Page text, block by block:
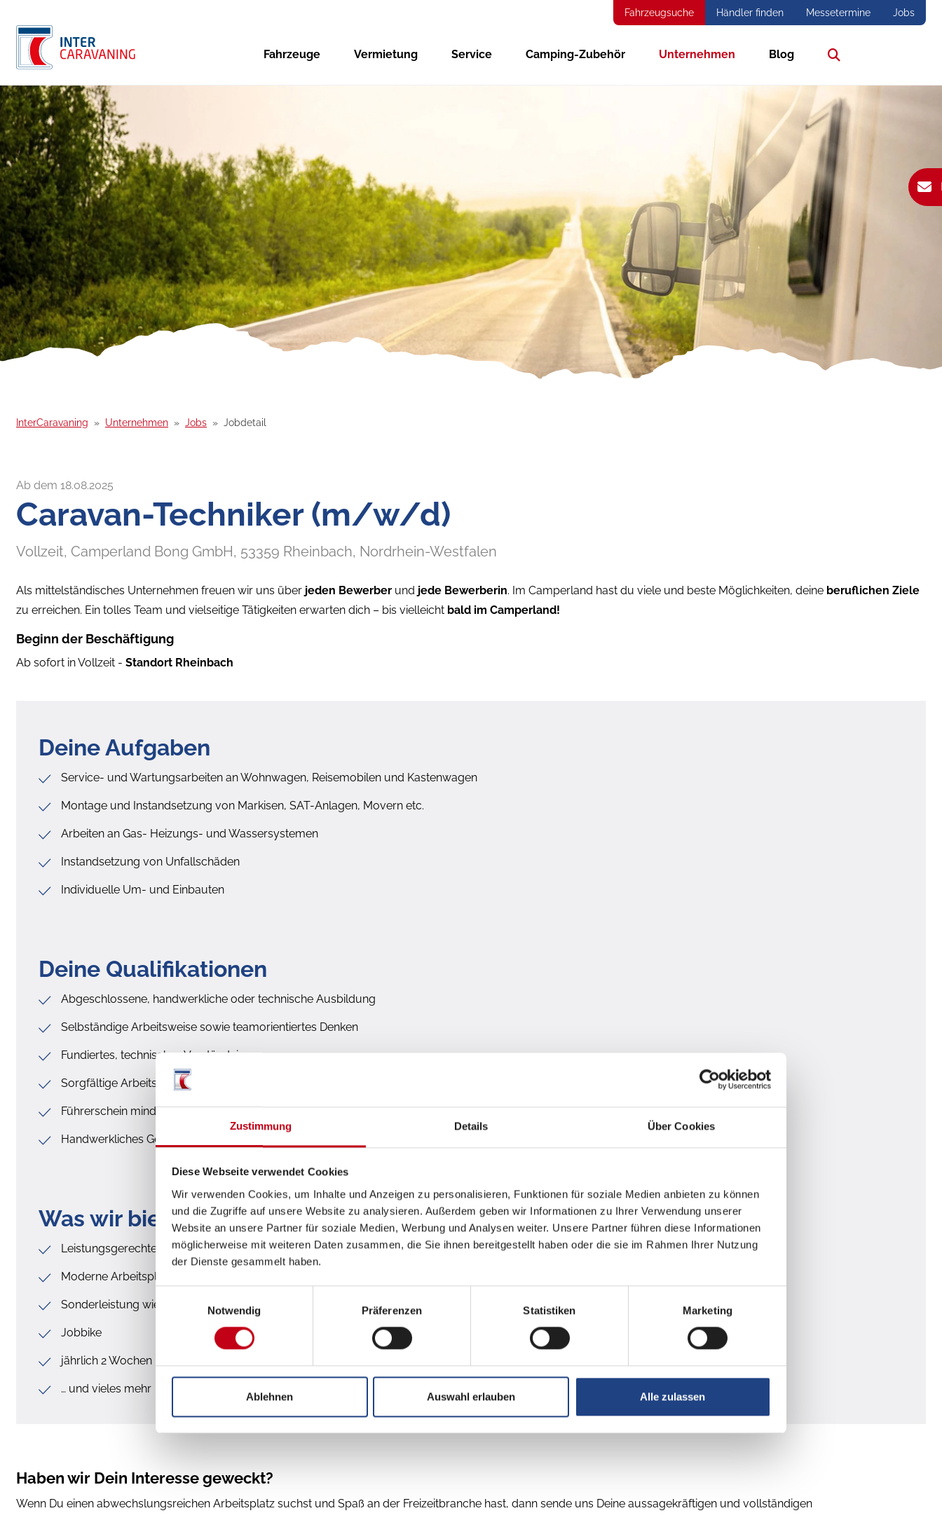
Zustimmung Details Über Cookies
Diese Webseite verwendet Cookies
Wir verwenden Cookies, um Inhalte und Anzeigen zu personalisieren, Funktionen für soziale Medien anbieten zu können
und die Zugriffe auf unsere Website zu analysieren. Außerdem geben wir Informationen zu Ihrer Verwendung unserer
Website an unsere Partner für soziale Medien, Werbung und Analysen weiter. Unsere Partner führen diese Informationen
möglicherweise mit weiteren Daten zusammen, die Sie ihnen bereitgestellt haben oder die sie im Rahmen Ihrer Nutzung
der Dienste gesammelt haben.
Notwendig
Präferenzen Statistiken Marketing
Ablehnen Auswahl erlauben Alle zulassen
Fahrzeugsuche Händler finden Messetermine Jobs
Fahrzeuge Vermietung Service Camping-Zubehör Unternehmen Blog
InterCaravaning Unternehmen Jobs Jobdetail
Ab dem 18.08.2025
Caravan-Techniker (m/w/d)
Vollzeit, Camperland Bong GmbH, 53359 Rheinbach, Nordrhein-Westfalen
Als mittelständisches Unternehmen freuen wir uns über jeden Bewerber und jede Bewerberin. Im Camperland hast du viele und beste Möglichkeiten, deine beruflichen Ziele
zu erreichen. Ein tolles Team und vielseitige Tätigkeiten erwarten dich – bis vielleicht bald im Camperland!
Beginn der Beschäftigung
Ab sofort in Vollzeit - Standort Rheinbach
Deine Aufgaben
Service- und Wartungsarbeiten an Wohnwagen, Reisemobilen und Kastenwagen
Montage und Instandsetzung von Markisen, SAT-Anlagen, Movern etc.
Arbeiten an Gas- Heizungs- und Wassersystemen
Instandsetzung von Unfallschäden
Individuelle Um- und Einbauten
Deine Qualifikationen
Abgeschlossene, handwerkliche oder technische Ausbildung
Selbständige Arbeitsweise sowie teamorientiertes Denken
Fundiertes, technisches Verständnis
Sorgfältige Arbeitsweise
Führerschein mind. Klasse B
Handwerkliches Geschick
Was wir bieten
Leistungsgerechte Vergütung
Moderne Arbeitsplätze
Sonderleistung wie Weihnachts- und Urlaubsgeld, vermögenwirkssame Leistungen, Zuschuss zur betrieblichen Altersversorgung
Jobbike
jährlich 2 Wochen kostenlose Nutzung von Wohnwagen und Reisemobil
… und vieles mehr
Haben wir Dein Interesse geweckt?
Wenn Du einen abwechslungsreichen Arbeitsplatz suchst und Spaß an der Freizeitbranche hast, dann sende uns Deine aussagekräftigen und vollständigen